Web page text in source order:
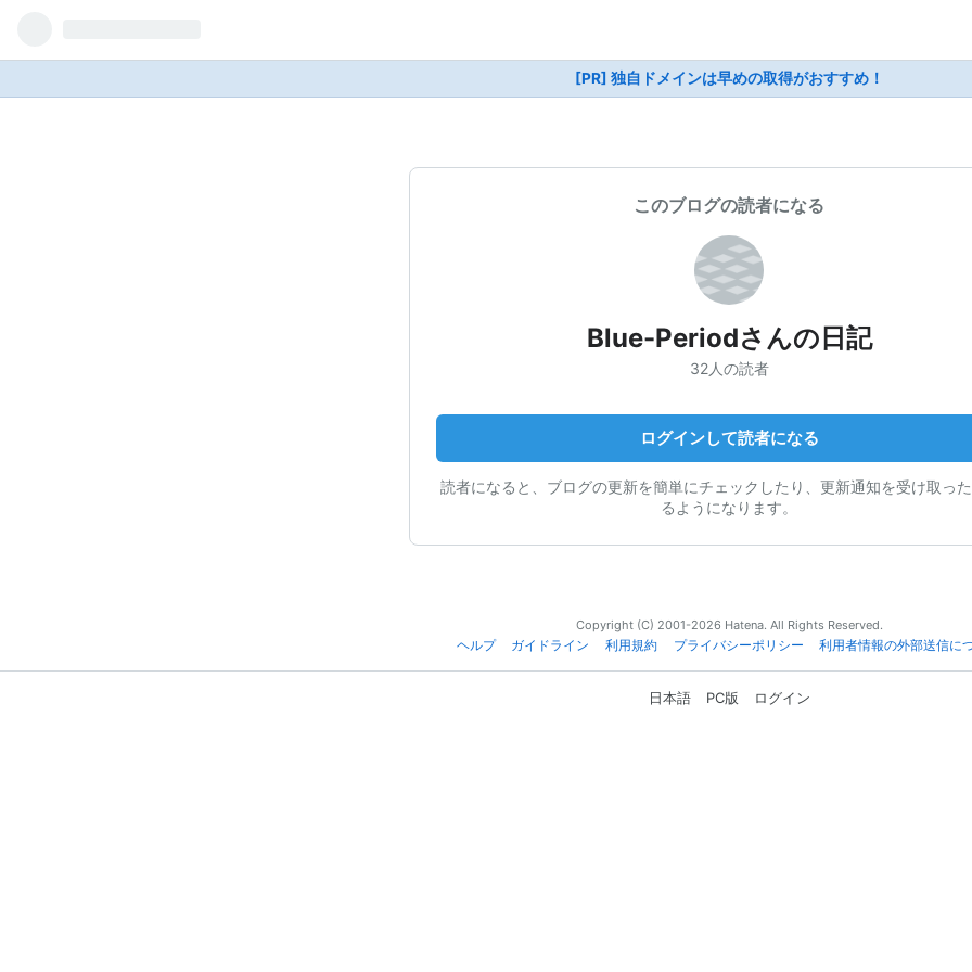
[PR] 独自ドメインは早めの取得がおすすめ！
このブログの読者になる
Blue-Periodさんの日記
32人の読者
ログインして読者になる
読者になると、ブログの更新を簡単にチェックしたり、更新通知を受け取っ
るようになります。
Copyright (C) 2001-2026 Hatena. All Rights Reserved.
ヘルプ
ガイドライン 利用規約 プライバシーポリシー 利用者情報の外部送信に
日本語 PC版 ログイン